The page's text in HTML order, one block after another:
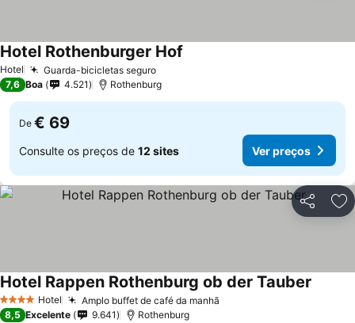
Hotel Guarda-bicicletas seguroVer preços
Hotel Rothenburger Hof
7,6 Boa 4.521 Rothenburg
De € 69
Consulte os preços de 12 sites Ver preços
Partilhar
4 EstrelasHotel Amplo buffet de café da manhã
Hotel Rappen Rothenburg ob der Tauber
8,5 Excelente 9.641 Rothenburg